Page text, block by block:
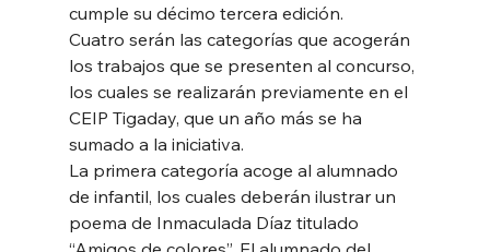
cumple su décimo tercera edición.
Cuatro serán las categorías que acogerán
los trabajos que se presenten al concurso,
los cuales se realizarán previamente en el
CEIP Tigaday, que un año más se ha
sumado a la iniciativa.
La primera categoría acoge al alumnado
de infantil, los cuales deberán ilustrar un
poema de Inmaculada Díaz titulado